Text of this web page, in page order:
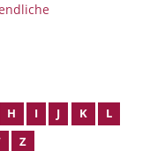
H I J K
L
Z